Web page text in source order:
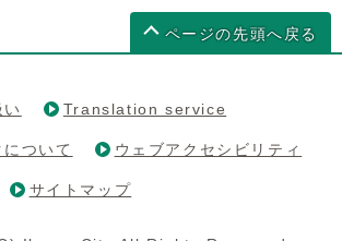
ページの先頭へ戻る
Translation service
ついて ウェブアクセシビリティ
サイトマップ